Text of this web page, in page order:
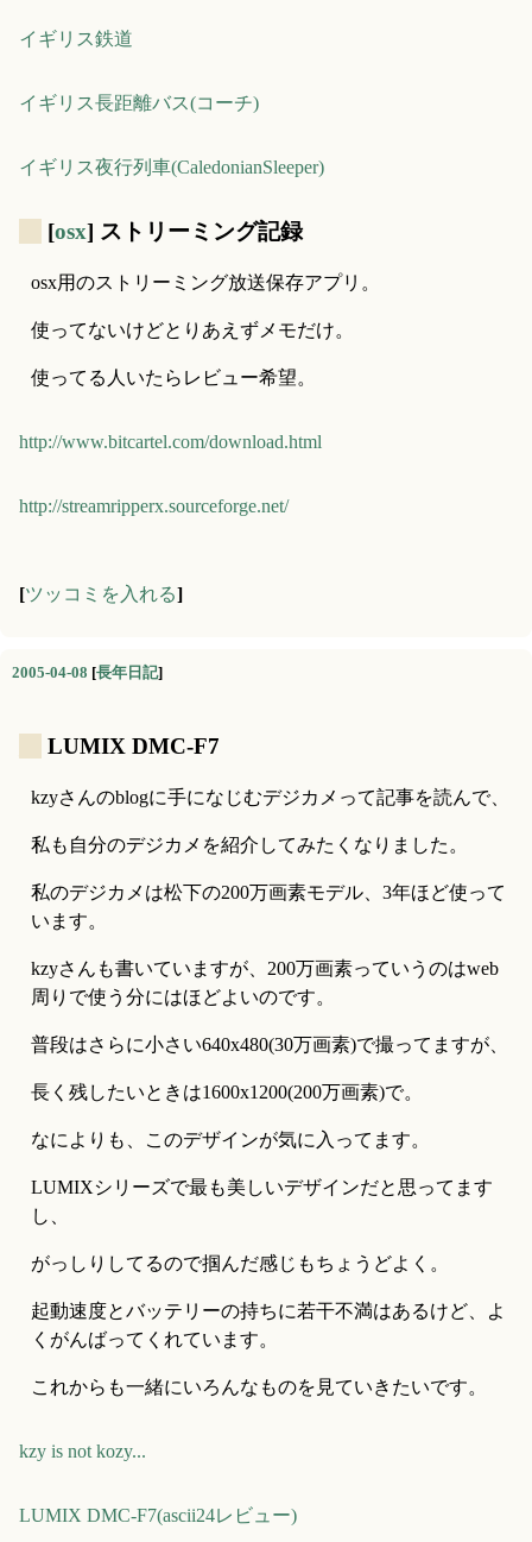
イギリス鉄道
イギリス長距離バス(コーチ)
イギリス夜行列車(CaledonianSleeper)
[osx] ストリーミング記録
osx用のストリーミング放送保存アプリ。
使ってないけどとりあえずメモだけ。
使ってる人いたらレビュー希望。
http://www.bitcartel.com/download.html
http://streamripperx.sourceforge.net/
[ツッコミを入れる]
2005-04-08 [長年日記]
LUMIX DMC-F7
kzyさんのblogに手になじむデジカメって記事を読んで、
私も自分のデジカメを紹介してみたくなりました。
私のデジカメは松下の200万画素モデル、3年ほど使って
います。
kzyさんも書いていますが、200万画素っていうのはweb
周りで使う分にはほどよいのです。
普段はさらに小さい640x480(30万画素)で撮ってますが、
長く残したいときは1600x1200(200万画素)で。
なによりも、このデザインが気に入ってます。
LUMIXシリーズで最も美しいデザインだと思ってます
し、
がっしりしてるので掴んだ感じもちょうどよく。
起動速度とバッテリーの持ちに若干不満はあるけど、よ
くがんばってくれています。
これからも一緒にいろんなものを見ていきたいです。
kzy is not kozy...
LUMIX DMC-F7(ascii24レビュー)